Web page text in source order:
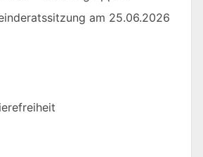
am 25.06.2026